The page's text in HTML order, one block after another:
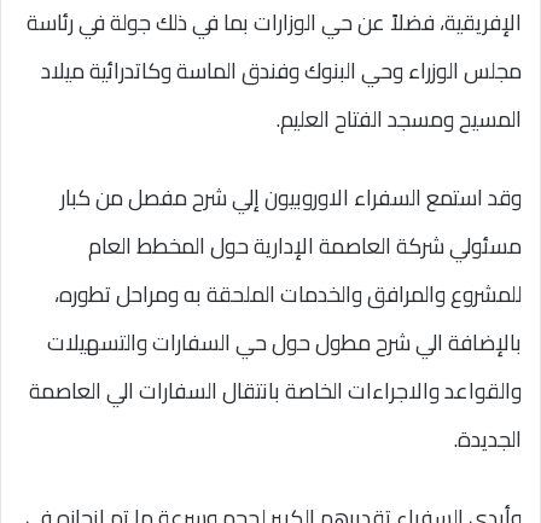
الإفريقية، فضلاً عن حي الوزارات بما في ذلك جولة في رئاسة
مجلس الوزراء وحي البنوك وفندق الماسة وكاتدرائية ميلاد
المسيح ومسجد الفتاح العليم.
وقد استمع السفراء الاوروبيون إلي شرح مفصل من كبار
مسئولي شركة العاصمة الإدارية حول المخطط العام
للمشروع والمرافق والخدمات الملحقة به ومراحل تطوره،
بالإضافة الي شرح مطول حول حي السفارات والتسهيلات
والقواعد والاجراءات الخاصة بانتقال السفارات الي العاصمة
الجديدة.